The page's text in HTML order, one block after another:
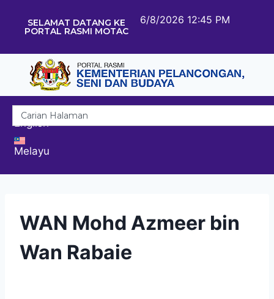
SELAMAT DATANG KE
PORTAL RASMI MOTAC
6/8/2026 12:45 PM
English
Melayu
WAN Mohd Azmeer bin
Wan Rabaie